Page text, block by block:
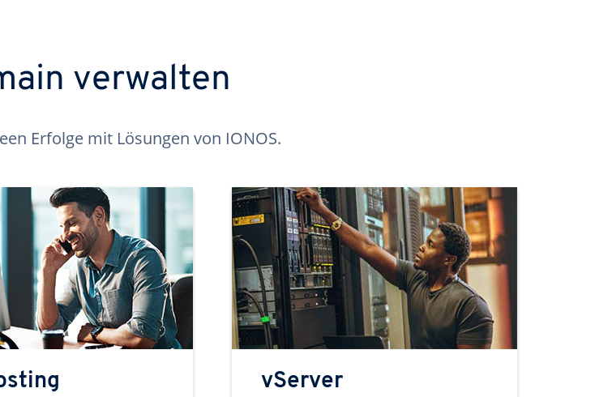
verwalten
Erfolge mit Lösungen von IONOS.
vServer